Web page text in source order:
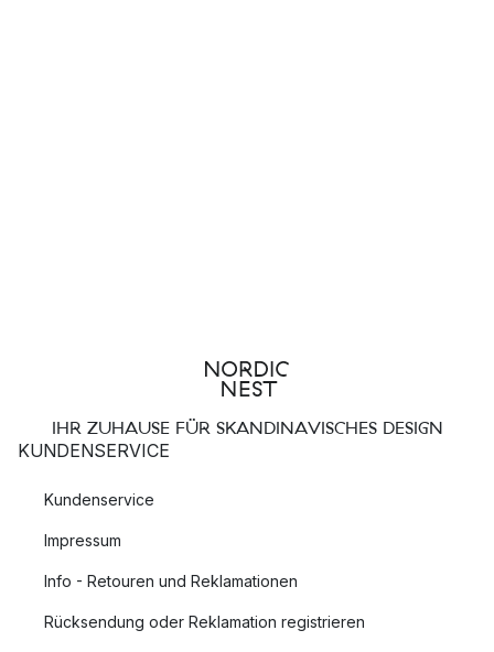
IHR ZUHAUSE FÜR SKANDINAVISCHES DESIGN
KUNDENSERVICE
Kundenservice
Impressum
Info - Retouren und Reklamationen
Rücksendung oder Reklamation registrieren